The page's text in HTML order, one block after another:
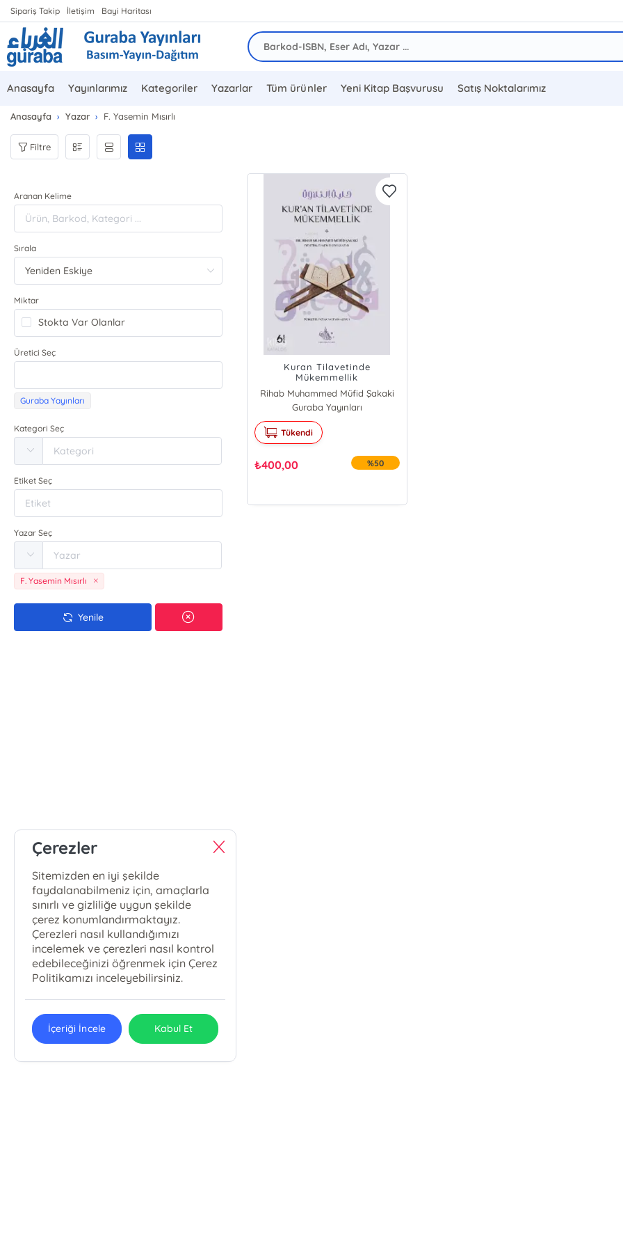
Sipariş Takip İletişim Bayi Haritası
Anasayfa Yayınlarımız Kategoriler Yazarlar Tüm ürünler Yeni Kitap Başvurusu Satış Noktalarımız
Anasayfa Yazar F. Yasemin Mısırlı
Filtre
Aranan Kelime
Sırala
Miktar
Stokta Var Olanlar
Üretici Seç
Guraba Yayınları
Kategori Seç
Etiket Seç
Yazar Seç
F. Yasemin Mısırlı
Yenile
Kuran Tilavetinde
Mükemmellik
Rihab Muhammed Müfid Şakaki
Guraba Yayınları
Tükendi
₺400,00 %50
Çerezler
Sitemizden en iyi şekilde
faydalanabilmeniz için, amaçlarla
sınırlı ve gizliliğe uygun şekilde
çerez konumlandırmaktayız.
Çerezleri nasıl kullandığımızı
incelemek ve çerezleri nasıl kontrol
edebileceğinizi öğrenmek için Çerez
Politikamızı inceleyebilirsiniz.
İçeriği İncele Kabul Et